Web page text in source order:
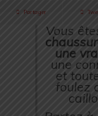
Partager
Vous
une
une
et
foulez